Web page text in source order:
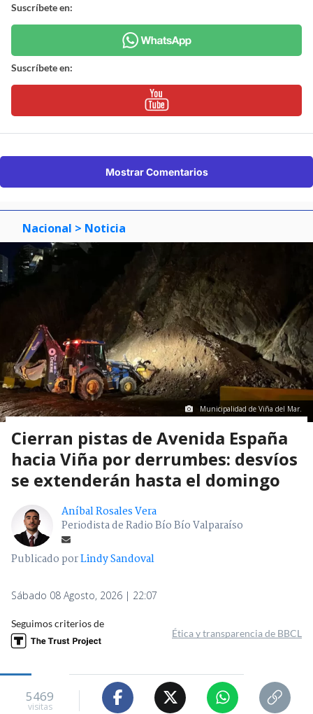
Suscríbete en:
Suscríbete en:
Mostrar Comentarios
Nacional > Noticia
Municipalidad de Viña del Mar.
Cierran pistas de Avenida España
hacia Viña por derrumbes: desvíos
se extenderán hasta el domingo
Aníbal Rosales Vera
Periodista de Radio Bío Bío Valparaíso
Publicado porLindy Sandoval
Sábado 08 Agosto, 2026 | 22:07
Seguimos criterios de
Ética y transparencia de BBCL
5469
visitas